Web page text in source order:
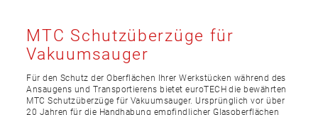
MTC Schutzüberzüge für
Vakuumsauger
Für den Schutz der Oberflächen Ihrer Werkstücken während des
Ansaugens und Transportierens bietet euroTECH die bewährten
MTC Schutzüberzüge für Vakuumsauger. Ursprünglich vor über
20 Jahren für die Handhabung empfindlicher Glasoberflächen